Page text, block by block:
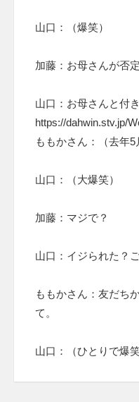
山口：（爆笑）
加藤：お母さんが否
山口：お母さんと付
https://dahwin.stv.jp/
ももかさん：（去年
山口：（大爆笑）
加藤：マジで？
山口：イジられた？ご
ももかさん：友だち
て。
山口：（ひとりで爆笑